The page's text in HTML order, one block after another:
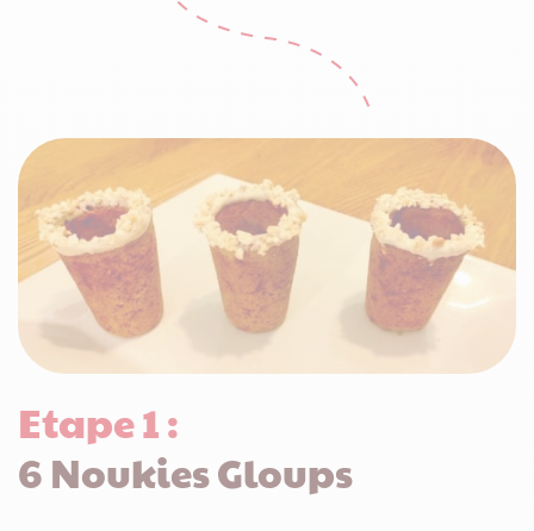
Etape 1 :
6 Noukies Gloups